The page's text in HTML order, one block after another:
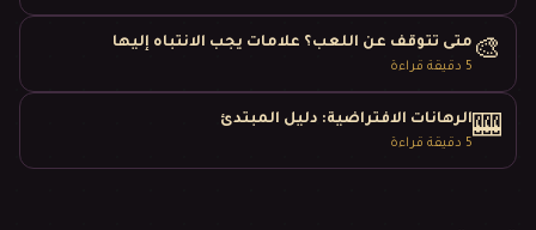
🎨 متى تتوقف عن اللعب؟ علامات يجب الانتباه إليها
5 دقيقة قراءة
🎰الرهانات الافتراضية: دليل المبتدئ
5 دقيقة قراءة